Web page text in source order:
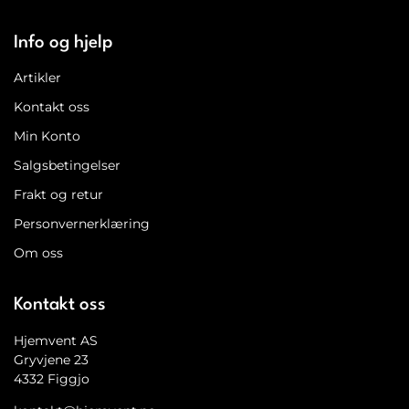
Info og hjelp
Artikler
Kontakt oss
Min Konto
Salgsbetingelser
Frakt og retur
Personvernerklæring
Om oss
Kontakt oss
Hjemvent AS
Gryvjene 23
4332 Figgjo